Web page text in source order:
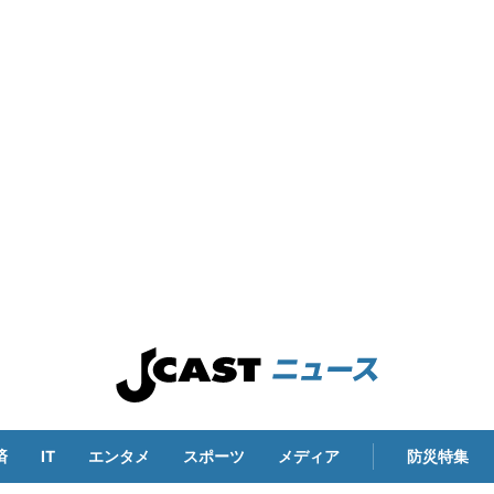
IT エンタメ スポーツ メディア 防災特集